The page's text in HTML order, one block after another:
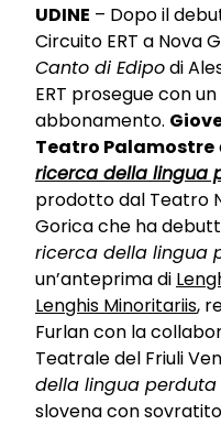
UDINE – Dopo il
Circuito ERT a Nova
Canto di Edipodi
ERT prosegue con
abbonamento.
Teatro Palamostre
ricerca della lingua
prodotto dal Teatro
Gorica che ha
ricerca della lingua
un’anteprima di
Lenghis Minoritariis,
Furlan con la
Teatrale del Friuli
della lingua perduta
slovena con